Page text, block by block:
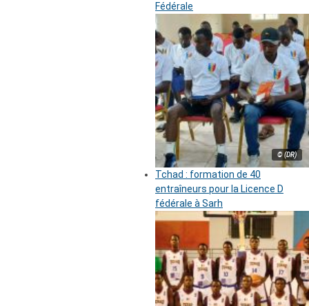
Fédérale
© (DR)
Tchad : formation de 40
entraîneurs pour la Licence D
fédérale à Sarh